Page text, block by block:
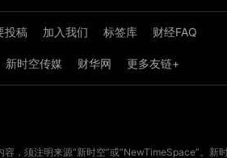
投稿 加入我们 标签库 财经FAQ
新时空传媒 财华网 更多友链+
，须注明来源“新时空”或“NewTimeSpace”。